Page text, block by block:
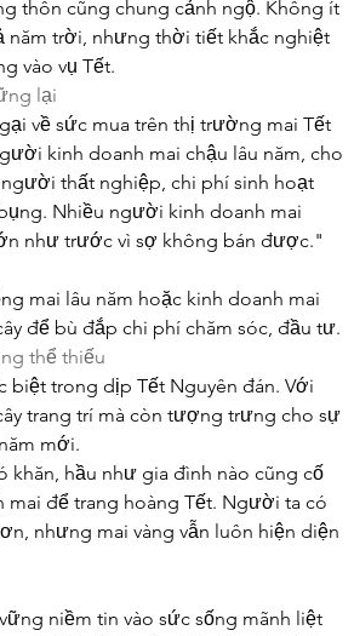
thôn cũng chung cảnh ngộ. Không ít
năm trời, nhưng thời tiết khắc nghiệt
vào vụ Tết.
lại
về sức mua trên thị trường mai Tết
kinh doanh mai chậu lâu năm, cho
thất nghiệp, chi phí sinh hoạt
Nhiều người kinh doanh mai
như trước vì sợ không bán được."
mai lâu năm hoặc kinh doanh mai
để bù đắp chi phí chăm sóc, đầu tư.
thể thiếu
biệt trong dịp Tết Nguyên đán. Với
trang trí mà còn tượng trưng cho sự
mới.
hầu như gia đình nào cũng cố
mai để trang hoàng Tết. Người ta có
nhưng mai vàng vẫn luôn hiện diện
niềm tin vào sức sống mãnh liệt